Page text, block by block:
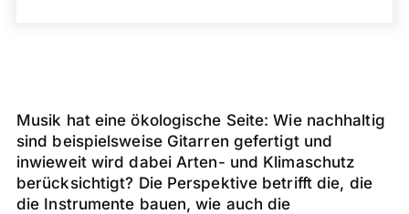
Musik hat eine ökologische Seite: Wie nachhaltig
sind beispielsweise Gitarren gefertigt und
inwieweit wird dabei Arten- und Klimaschutz
berücksichtigt? Die Perspektive betrifft die, die
die Instrumente bauen, wie auch die